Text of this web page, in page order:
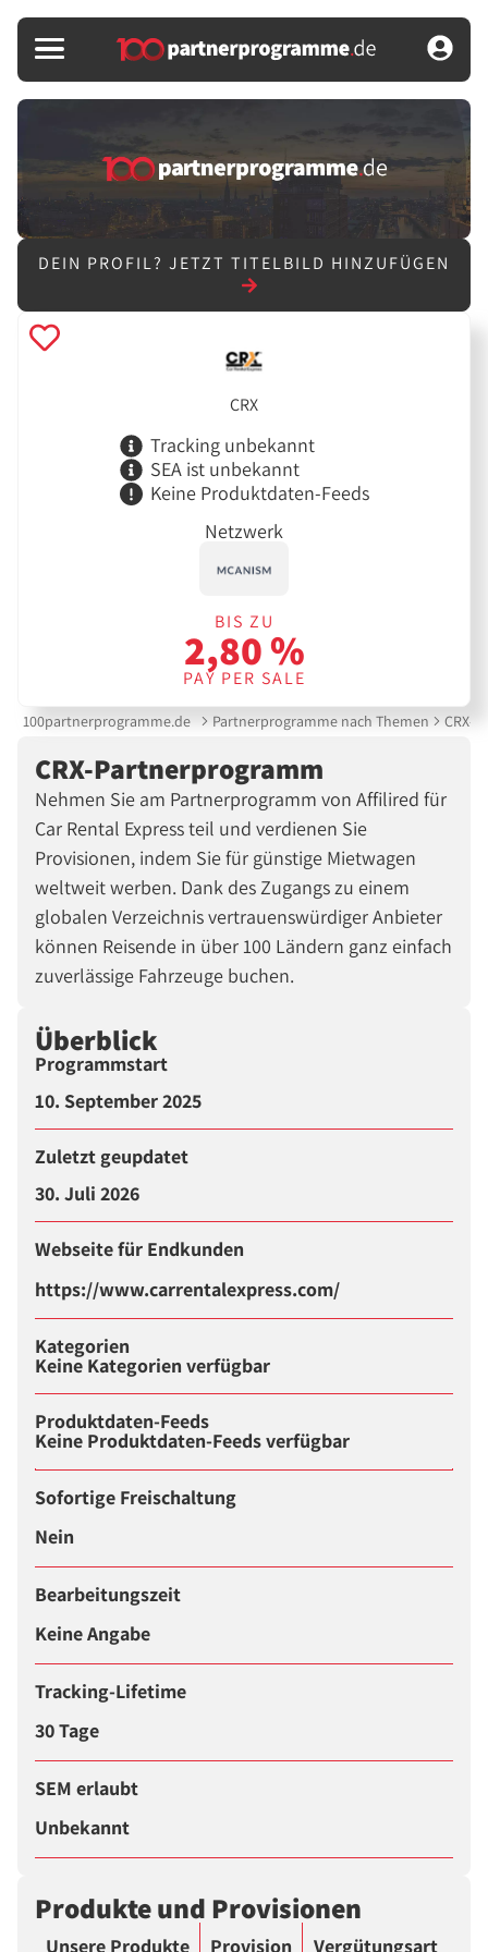
DEIN PROFIL? JETZT TITELBILD HINZUFÜGEN
CRX
Tracking unbekannt
SEA ist unbekannt
Keine Produktdaten-Feeds
Netzwerk
BIS ZU
2,80 %
PAY PER SALE
100partnerprogramme.de Partnerprogramme nach Themen CRX-
CRX-Partnerprogramm
Nehmen Sie am Partnerprogramm von Affilired für
Car Rental Express teil und verdienen Sie
Provisionen, indem Sie für günstige Mietwagen
weltweit werben. Dank des Zugangs zu einem
globalen Verzeichnis vertrauenswürdiger Anbieter
können Reisende in über 100 Ländern ganz einfach
zuverlässige Fahrzeuge buchen.
Überblick
Programmstart
10. September 2025
Zuletzt geupdatet
30. Juli 2026
Webseite für Endkunden
https://www.carrentalexpress.com/
Kategorien
Keine Kategorien verfügbar
Produktdaten-Feeds
Keine Produktdaten-Feeds verfügbar
Sofortige Freischaltung
Nein
Bearbeitungszeit
Keine Angabe
Tracking-Lifetime
30 Tage
SEM erlaubt
Unbekannt
Produkte und Provisionen
Unsere Produkte Provision Vergütungsart